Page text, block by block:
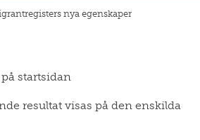
nya egenskaper
startsidan
resultat visas på den enskilda